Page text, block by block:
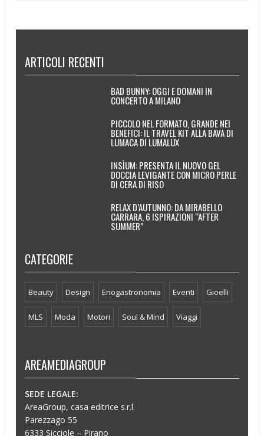
ARTICOLI RECENTI
BAD BUNNY: OGGI E DOMANI IN
CONCERTO A MILANO
PICCOLO NEL FORMATO, GRANDE NEI
BENEFICI: IL TRAVEL KIT ALLA BAVA DI
LUMACA DI LUMALUX
INSÌUM: PRESENTA IL NUOVO GEL
DOCCIA LEVIGANTE CON MICRO PERLE
DI CERA DI RISO
RELAX D’AUTUNNO: DA MIRABELLO
CARRARA, 6 ISPIRAZIONI “AFTER
SUMMER”
CATEGORIE
Beauty Design Enogastronomia Eventi Gioelli
MLS Moda Motori Soul & Mind Viaggi
AREAMEDIAGROUP
SEDE LEGALE:
AreaGroup, casa editrice s.r.l.
Parezzago 55
6333 Sicciole – Pirano